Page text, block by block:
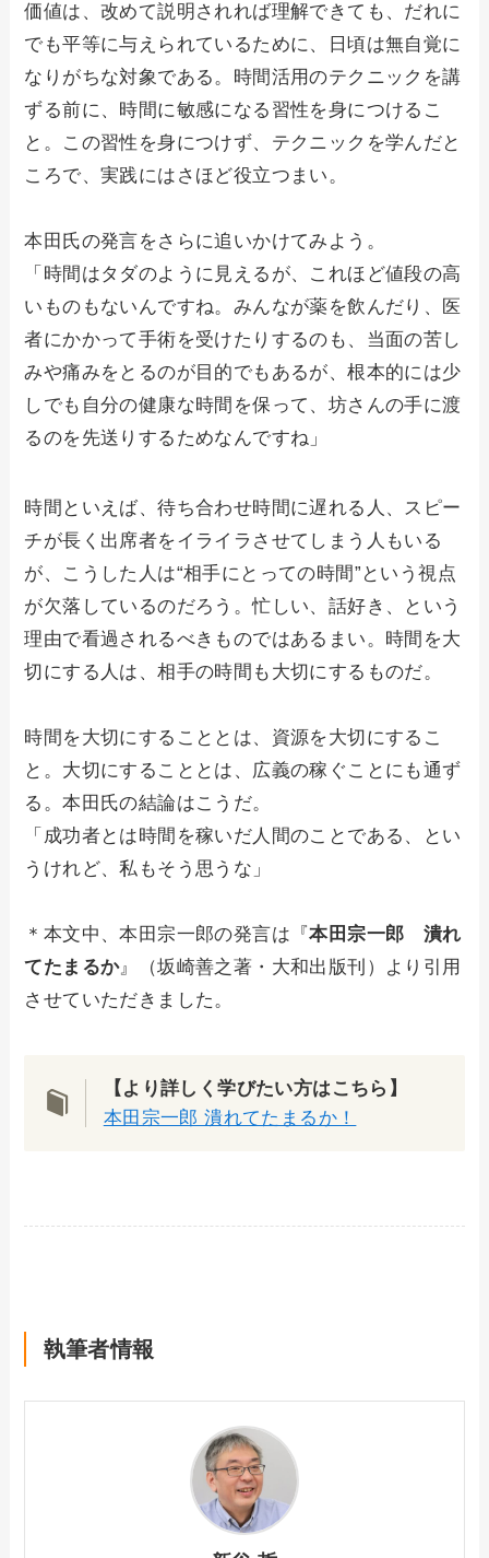
価値は、改めて説明されれば理解できても、だれに
でも平等に与えられているために、日頃は無自覚に
なりがちな対象である。時間活用のテクニックを講
ずる前に、時間に敏感になる習性を身につけるこ
と。この習性を身につけず、テクニックを学んだと
ころで、実践にはさほど役立つまい。
本田氏の発言をさらに追いかけてみよう。
「時間はタダのように見えるが、これほど値段の高
いものもないんですね。みんなが薬を飲んだり、医
者にかかって手術を受けたりするのも、当面の苦し
みや痛みをとるのが目的でもあるが、根本的には少
しでも自分の健康な時間を保って、坊さんの手に渡
るのを先送りするためなんですね」
時間といえば、待ち合わせ時間に遅れる人、スピー
チが長く出席者をイライラさせてしまう人もいる
が、こうした人は“相手にとっての時間”という視点
が欠落しているのだろう。忙しい、話好き、という
理由で看過されるべきものではあるまい。時間を大
切にする人は、相手の時間も大切にするものだ。
時間を大切にすることとは、資源を大切にするこ
と。大切にすることとは、広義の稼ぐことにも通ず
る。本田氏の結論はこうだ。
「成功者とは時間を稼いだ人間のことである、とい
うけれど、私もそう思うな」
＊本文中、本田宗一郎の発言は『本田宗一郎 潰れ
てたまるか』（坂崎善之著・大和出版刊）より引用
させていただきました。
【より詳しく学びたい方はこちら】
本田宗一郎 潰れてたまるか！
執筆者情報